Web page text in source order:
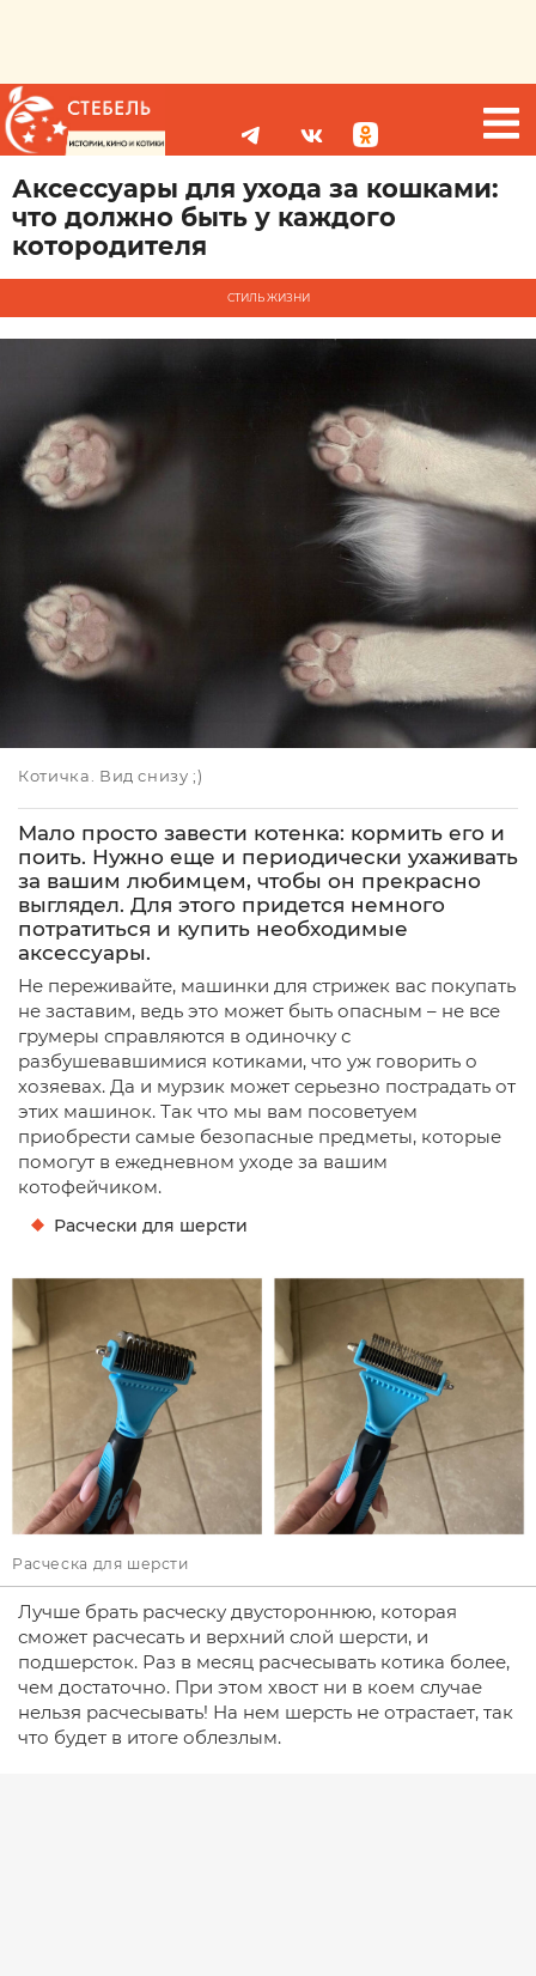
Аксессуары для ухода за кошками:
что должно быть у каждого
котородителя
СТИЛЬ ЖИЗНИ
Котичка. Вид снизу ;)
Мало просто завести котенка: кормить его и
поить. Нужно еще и периодически ухаживать
за вашим любимцем, чтобы он прекрасно
выглядел. Для этого придется немного
потратиться и купить необходимые
аксессуары.
Не переживайте, машинки для стрижек вас покупать
не заставим, ведь это может быть опасным – не все
грумеры справляются в одиночку с
разбушевавшимися котиками, что уж говорить о
хозяевах. Да и мурзик может серьезно пострадать от
этих машинок. Так что мы вам посоветуем
приобрести самые безопасные предметы, которые
помогут в ежедневном уходе за вашим
котофейчиком.
Расчески для шерсти
Расческа для шерсти
Лучше брать расческу двустороннюю, которая
сможет расчесать и верхний слой шерсти, и
подшерсток. Раз в месяц расчесывать котика более,
чем достаточно. При этом хвост ни в коем случае
нельзя расчесывать! На нем шерсть не отрастает, так
что будет в итоге облезлым.